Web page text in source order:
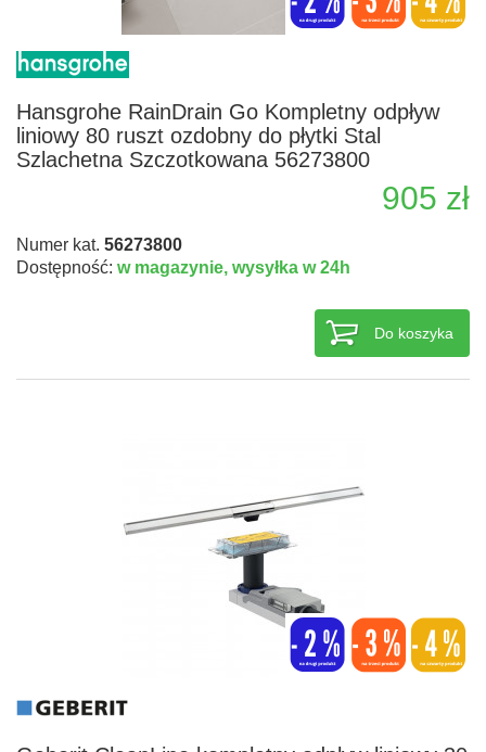
Hansgrohe RainDrain Go Kompletny odpływ
liniowy 80 ruszt ozdobny do płytki Stal
Szlachetna Szczotkowana 56273800
905 zł
Numer kat. 56273800
Dostępność: w magazynie, wysyłka w 24h
Do koszyka